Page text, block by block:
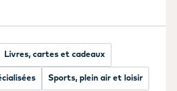
Livres, cartes et cadeaux
Sports, plein air et loisir